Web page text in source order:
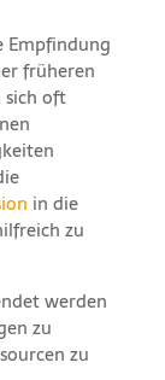
Empfindung
früheren
sich oft
in die
zu
werden
zu
zu